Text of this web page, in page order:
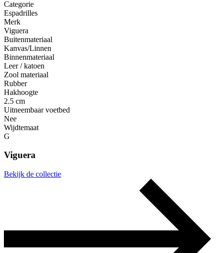
Categorie
Espadrilles
Merk
Viguera
Buitenmateriaal
Kanvas/Linnen
Binnenmateriaal
Leer / katoen
Zool materiaal
Rubber
Hakhoogte
2.5 cm
Uitneembaar voetbed
Nee
Wijdtemaat
G
Viguera
Bekijk de collectie